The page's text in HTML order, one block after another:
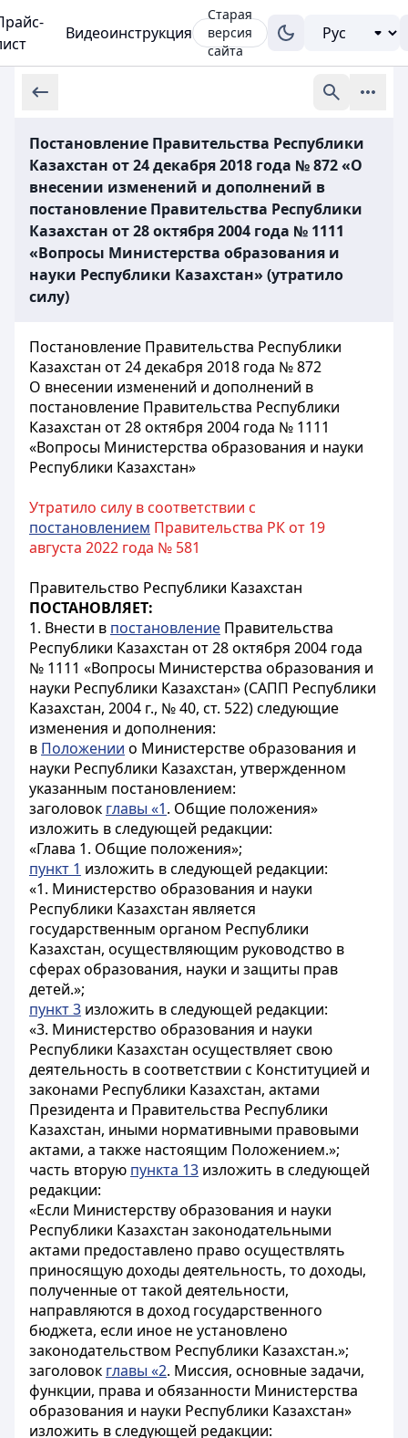
Видеоинструкция
Старая
версия
сайта
Постановление Правительства Республики
Казахстан от 24 декабря 2018 года № 872 «О
внесении изменений и дополнений в
постановление Правительства Республики
Казахстан от 28 октября 2004 года № 1111
«Вопросы Министерства образования и
науки Республики Казахстан» (утратило
силу)
Постановление Правительства Республики
Казахстан от 24 декабря 2018 года № 872
О внесении изменений и дополнений в
постановление Правительства Республики
Казахстан от 28 октября 2004 года № 1111
«Вопросы Министерства образования и науки
Республики Казахстан»
Утратило силу в соответствии с
постановлением Правительства РК от 19
августа 2022 года № 581
Правительство Республики Казахстан
ПОСТАНОВЛЯЕТ:
1. Внести в постановление Правительства
Республики Казахстан от 28 октября 2004 года
№ 1111 «Вопросы Министерства образования и
науки Республики Казахстан» (САПП Республики
Казахстан, 2004 г., № 40, ст. 522) следующие
изменения и дополнения:
в Положении о Министерстве образования и
науки Республики Казахстан, утвержденном
указанным постановлением:
заголовок главы «1. Общие положения»
изложить в следующей редакции:
«Глава 1. Общие положения»;
пункт 1 изложить в следующей редакции:
«1. Министерство образования и науки
Республики Казахстан является
государственным органом Республики
Казахстан, осуществляющим руководство в
сферах образования, науки и защиты прав
детей.»;
пункт 3 изложить в следующей редакции:
«3. Министерство образования и науки
Республики Казахстан осуществляет свою
деятельность в соответствии с Конституцией и
законами Республики Казахстан, актами
Президента и Правительства Республики
Казахстан, иными нормативными правовыми
актами, а также настоящим Положением.»;
часть вторую пункта 13 изложить в следующей
редакции:
«Если Министерству образования и науки
Республики Казахстан законодательными
актами предоставлено право осуществлять
приносящую доходы деятельность, то доходы,
полученные от такой деятельности,
направляются в доход государственного
бюджета, если иное не установлено
законодательством Республики Казахстан.»;
заголовок главы «2. Миссия, основные задачи,
функции, права и обязанности Министерства
образования и науки Республики Казахстан»
изложить в следующей редакции: